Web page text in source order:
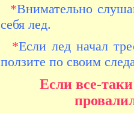
*Внимательно
себя лед.
*Если лед начал
ползите по своим
Если все-